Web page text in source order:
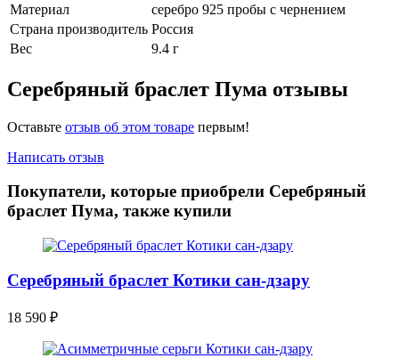
Материал
серебро 925 пробы с чернением
Страна производитель Россия
Вес
9.4 г
Серебряный браслет Пума отзывы
Оставьте отзыв об этом товаре первым!
Написать отзыв
Покупатели, которые приобрели Серебряный
браслет Пума, также купили
Серебряный браслет Котики сан-дзару
18 590 ₽